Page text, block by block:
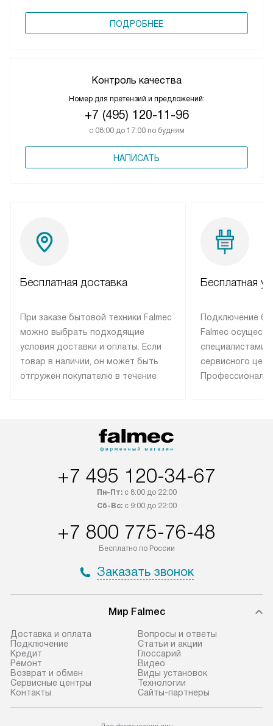
ПОДРОБНЕЕ
Контроль качества
Номер для претензий и предложений:
+7 (495) 120-11-96
с 08:00 до 17:00 по будням
НАПИСАТЬ
Бесплатная доставка
При заказе бытовой техники Falmec
можно выбрать подходящие
условия доставки и оплаты. Если
товар в наличии, он может быть
отгружен покупателю в течение
оплачивается дополнительно.
Возможна доставка товаров по
Бесплатная
Подключение
Falmec
специалистами
сервисного
+7 495 120-34-67
Пн-Пт:с 8:00 до 22:00
Сб-Вс:с 9:00 до 22:00
+7 800 775-76-48
Бесплатно по России
Заказать звонок
Мир Falmec
Доставка и оплата
Подключение
Кредит
Ремонт
Возврат и обмен
Сервисные центры
Контакты
Вопросы и ответы
Статьи и акции
Глоссарий
Видео
Виды установок
Технологии
Сайты-партнеры